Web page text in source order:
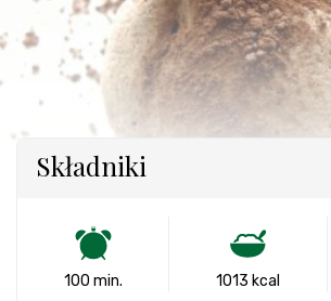
Składniki
100 min. 1013 kcal